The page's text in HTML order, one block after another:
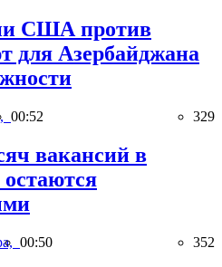
США против
для Азербайджана
00:52 329
вакансий в
00:50 352